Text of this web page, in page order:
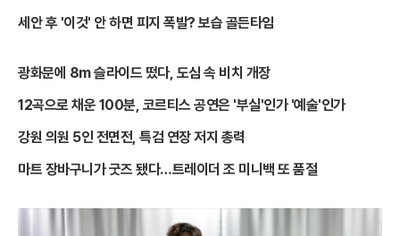
세안 후 '이것' 안 하면 피지 폭발? 보습 골든타임
광화문에 8m 슬라이드 떴다, 도심 속 비치 개장
12곡으로 채운 100분, 코르티스 공연은 '부실'인가 '예술'인가
강원 의원 5인 전면전, 특검 연장 저지 총력
마트 장바구니가 굿즈 됐다…트레이더 조 미니백 또 품절